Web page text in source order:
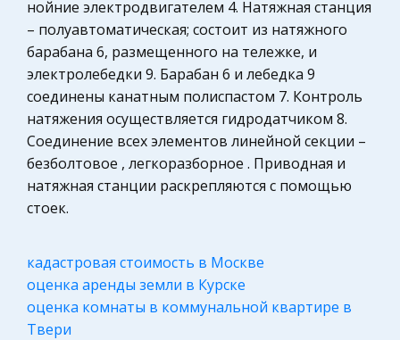
Охрана правопорядка
Физика
Теория государства и права
Компьютерные сети
Муниципальное право России
Химия
Архитектура
Нотариат
Конституционное (государственное) право
зарубежных стран
Уголовное право
Издержки обмена были бы намного больше, а
общественное богатство вследствие этого
намного меньше, если бы не существовал
Технико-экономическое обоснование
привлечения дополнительных средств на
предприятиях рекреационной сферы
Либерализация привела к беспрецедентному
обесцениванию амортизационных отчислений
и накоплений предприятий. Столь же
долгосрочных заемных средств. При неустойчив
нойние электродвигателем 4. Натяжная станция
– полуавтоматическая; состоит из натяжного
барабана 6, размещенного на тележке, и
электролебедки 9. Барабан 6 и лебедка 9
соединены канатным полиспастом 7. Контроль
натяжения осуществляется гидродатчиком 8.
Соединение всех элементов линейной секции –
безболтовое , легкоразборное . Приводная и
натяжная станции раскрепляются с помощью
стоек.
кадастровая стоимость в Москве
оценка аренды земли в Курске
оценка комнаты в коммунальной квартире в
Твери